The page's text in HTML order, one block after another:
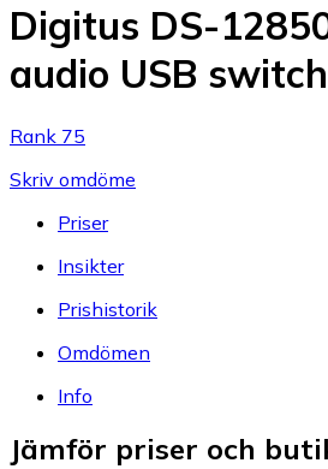
Digitus DS-
audio USB
Rank 75
Skriv omdöme
Priser
Insikter
Prishistorik
Omdömen
Info
Jämför priser och